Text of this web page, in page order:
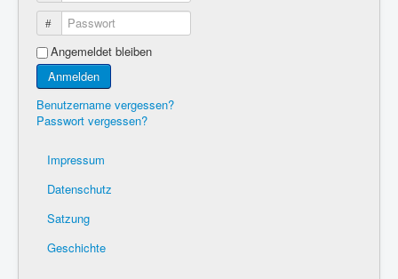
Passwort
Angemeldet bleiben
Anmelden
Benutzername vergessen?
Passwort vergessen?
Impressum
Datenschutz
Satzung
Geschichte